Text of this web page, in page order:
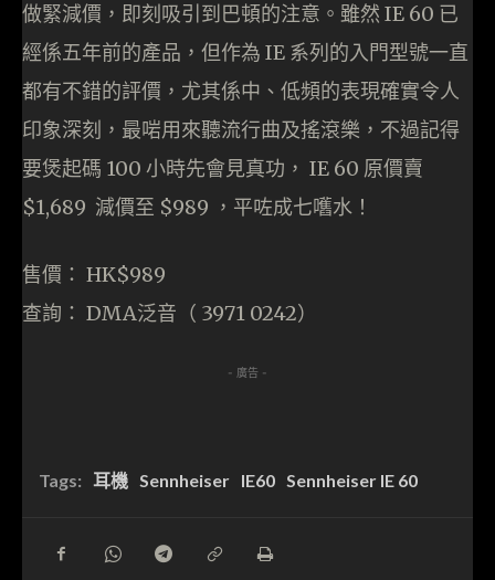
做緊減價，即刻吸引到巴頓的注意。雖然 IE 60 已
經係五年前的產品，但作為 IE 系列的入門型號一直
都有不錯的評價，尤其係中、低頻的表現確實令人
印象深刻，最啱用來聽流行曲及搖滾樂，不過記得
要煲起碼 100 小時先會見真功， IE 60 原價賣
$1,689 減價至 $989 ，平咗成七嚿水！
售價： HK$989
查詢： DMA泛音（ 3971 0242）
- 廣告 -
Tags: 耳機 Sennheiser IE60 Sennheiser IE 60